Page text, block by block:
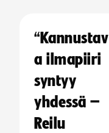
“Kannustav
a ilmapiiri
syntyy
yhdessä –
Reilu